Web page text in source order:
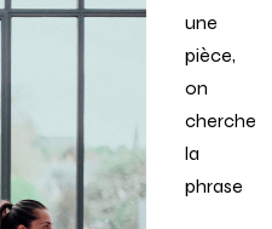
une
pièce,
on
cherche
la
phrase